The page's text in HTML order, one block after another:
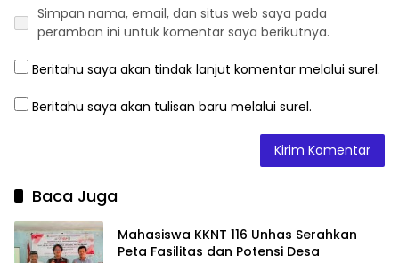
Simpan nama, email, dan situs web saya pada
peramban ini untuk komentar saya berikutnya.
Beritahu saya akan tindak lanjut komentar melalui surel.
Beritahu saya akan tulisan baru melalui surel.
Baca Juga
Mahasiswa KKNT 116 Unhas Serahkan
Peta Fasilitas dan Potensi Desa